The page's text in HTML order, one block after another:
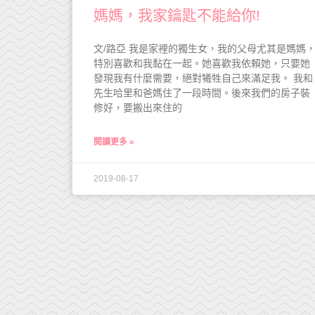
媽媽，我家鑰匙不能給你!
文/路亞 我是家裡的獨生女，我的父母尤其是媽媽，
特別喜歡和我黏在一起。她喜歡我依賴她，只要她
發現我有什麼需要，絕對犧牲自己來滿足我。 我和
先生哈里和爸媽住了一段時間。後來我們的房子裝
修好，要搬出來住的
閱讀更多 »
2019-08-17